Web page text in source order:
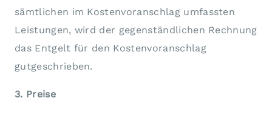
sämtlichen im Kostenvoranschlag umfassten
Leistungen, wird der gegenständlichen Rechnung
das Entgelt für den Kostenvoranschlag
gutgeschrieben.
3. Preise